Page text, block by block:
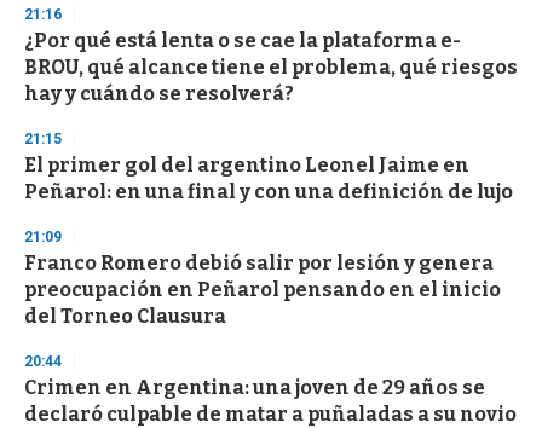
21:16
¿Por qué está lenta o se cae la plataforma e-
BROU, qué alcance tiene el problema, qué riesgos
hay y cuándo se resolverá?
21:15
El primer gol del argentino Leonel Jaime en
Peñarol: en una final y con una definición de lujo
21:09
Franco Romero debió salir por lesión y genera
preocupación en Peñarol pensando en el inicio
del Torneo Clausura
20:44
Crimen en Argentina: una joven de 29 años se
declaró culpable de matar a puñaladas a su novio